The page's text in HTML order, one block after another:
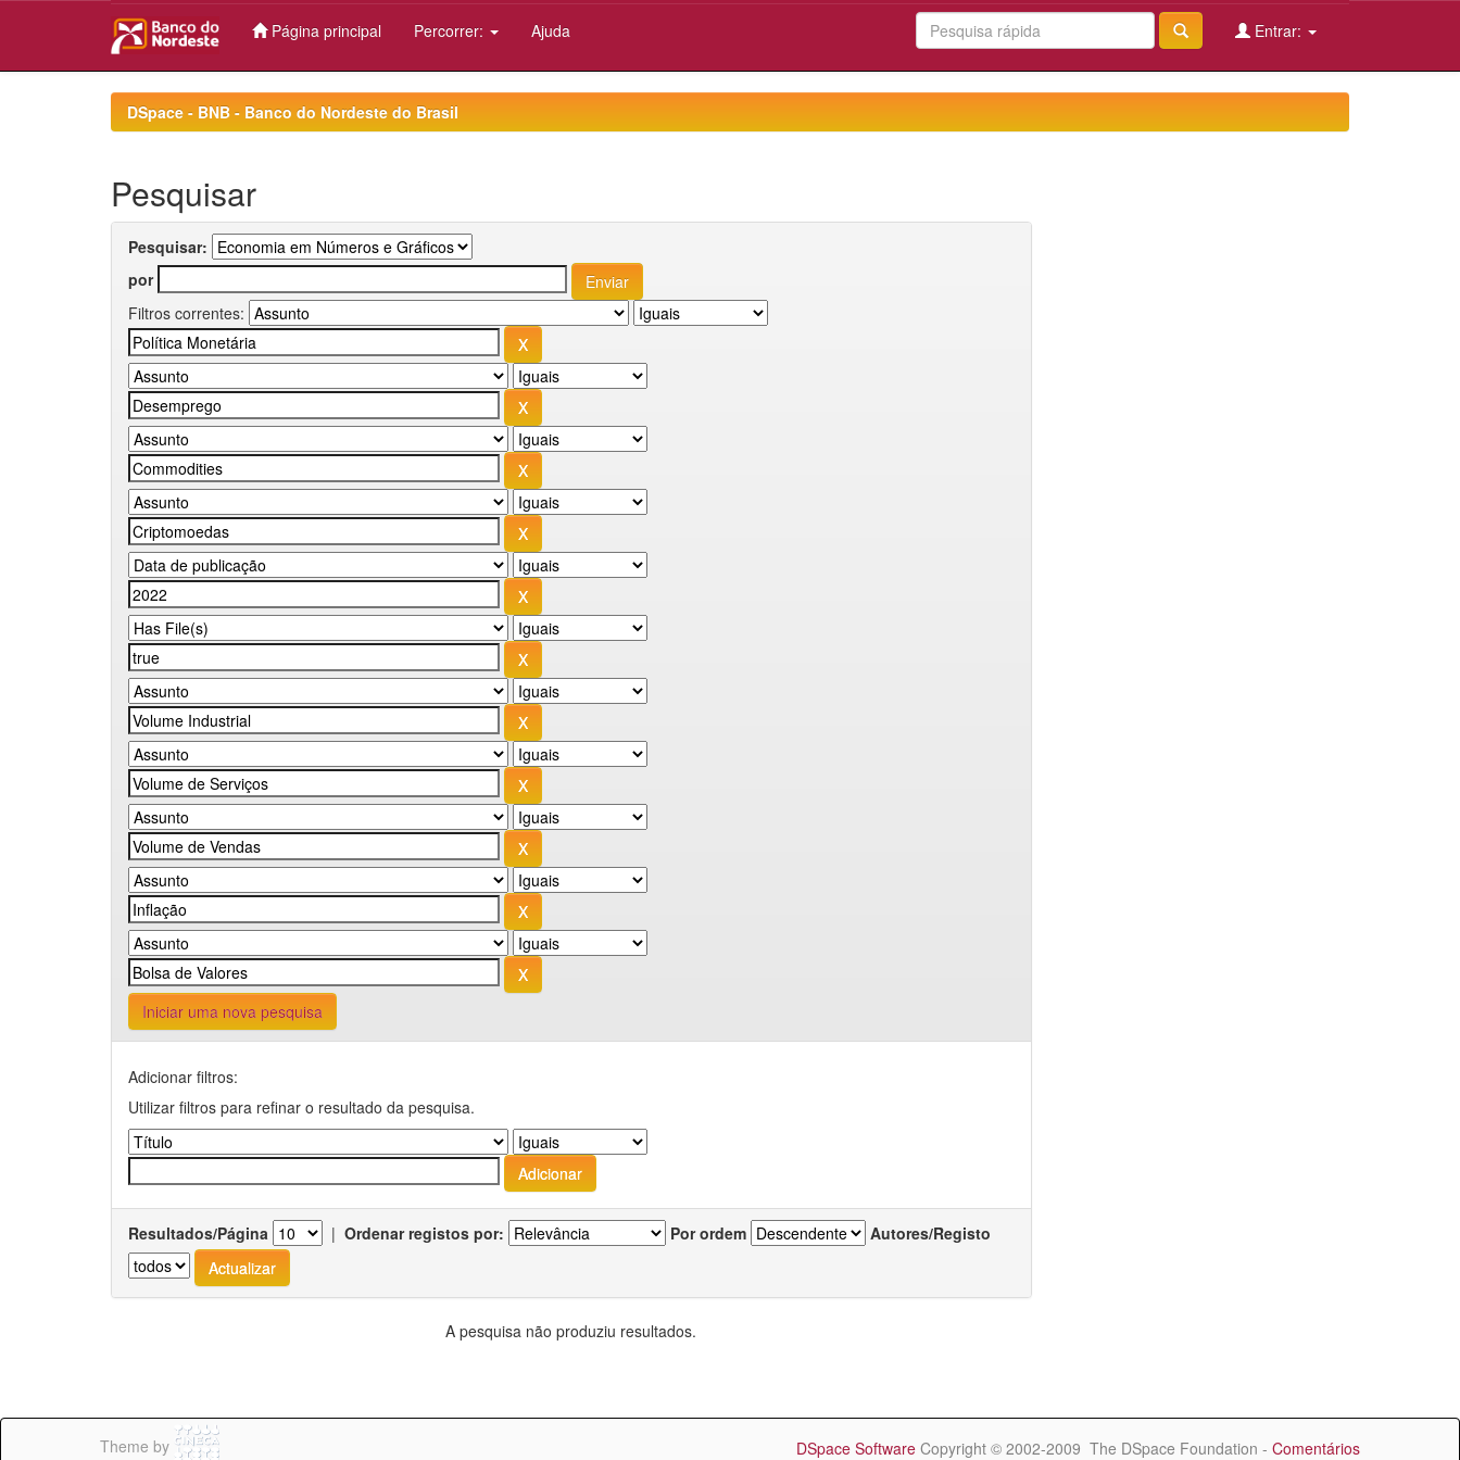
Página principal Percorrer: Ajuda Entrar:
DSpace - BNB - Banco do Nordeste do Brasil
Pesquisar
Pesquisar:
por
Filtros correntes:
Iniciar uma nova pesquisa
Adicionar filtros:
Utilizar filtros para refinar o resultado da pesquisa.
Resultados/Página | Ordenar registos por: Por ordem Autores/Registo
A pesquisa não produziu resultados.
Theme by DSpace Software Copyright © 2002-2009 The DSpace Foundation - Comentários